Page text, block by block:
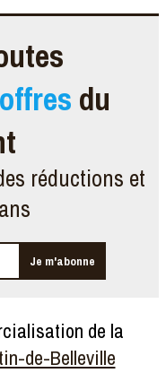
du
réductions et
de la
de-Belleville